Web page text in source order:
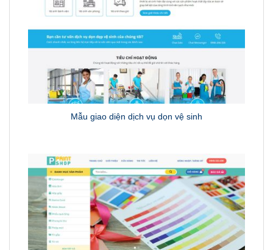
Mẫu giao diện dịch vụ dọn vệ sinh